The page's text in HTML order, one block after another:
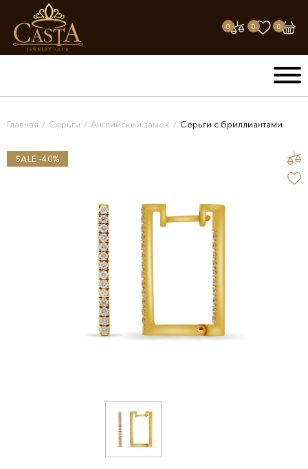
0 0 0
Главная / Серьги / Английский замок / Серьги с бриллиантами
SALE -40%